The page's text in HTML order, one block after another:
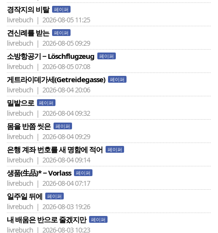
경작지의 비탈 페이퍼
livrebuch | 2026-08-05 11:25
견신례를 받는 페이퍼
livrebuch | 2026-08-05 09:29
소방항공기 − Löschflugzeug 페이퍼
livrebuch | 2026-08-05 07:08
게트라이데가세(Getreidegasse) 페이퍼
livrebuch | 2026-08-04 20:06
밀밭으로 페이퍼
livrebuch | 2026-08-04 09:32
몸을 반쯤 씻은 페이퍼
livrebuch | 2026-08-04 09:29
은행 계좌 번호를 새 명함에 적어 페이퍼
livrebuch | 2026-08-04 09:14
생품(生品)* − Vorlass 페이퍼
livrebuch | 2026-08-04 07:17
일주일 뒤에 페이퍼
livrebuch | 2026-08-03 19:26
내 배움은 반으로 줄겠지만 페이퍼
livrebuch | 2026-08-03 10:23